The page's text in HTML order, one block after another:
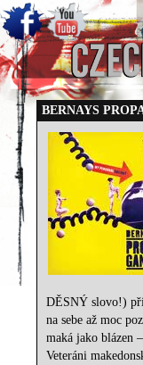
BERNAYS
DĚSNÝ slovo!)
na sebe až moc
maká jako blázen
Veteráni